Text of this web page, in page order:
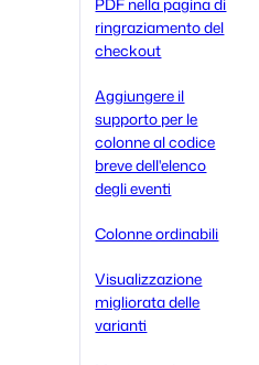
PDF nella pagina di
ringraziamento del
checkout
Aggiungere il
supporto per le
colonne al codice
breve dell'elenco
degli eventi
Colonne ordinabili
Visualizzazione
migliorata delle
varianti